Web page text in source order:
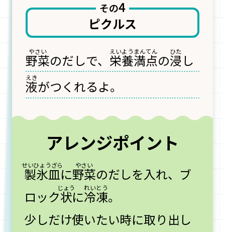
ピクルス
野菜のだしで、 栄養満点の浸 し
液がつくれるよ。
アレンジポイント
製氷皿に野菜のだしを入れ、ブ
ロック状に冷凍。
少しだけ使いたい時に取り出し